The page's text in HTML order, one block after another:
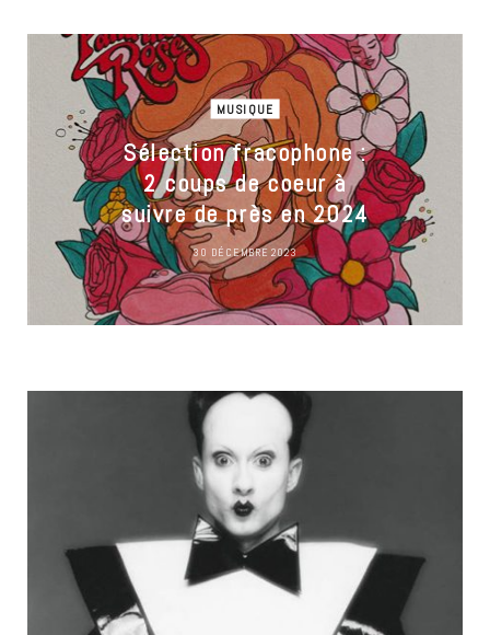
MUSIQUE
Sélection fracophone :
2 coups de coeur à
suivre de près en 2024
30 DÉCEMBRE 2023